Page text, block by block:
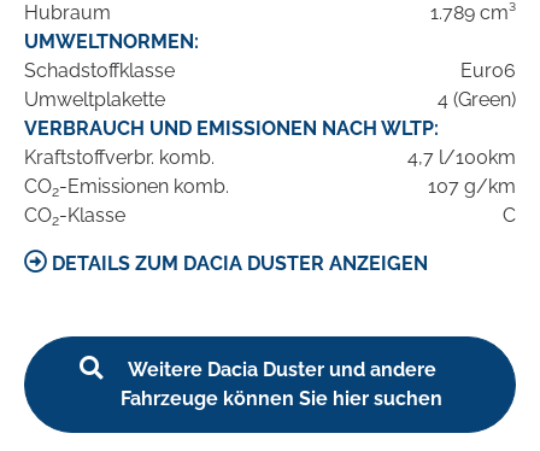
Hubraum
1.789 cm³
UMWELTNORMEN:
Schadstoffklasse
Euro6
Umweltplakette
4 (Green)
VERBRAUCH UND EMISSIONEN NACH WLTP:
Kraftstoffverbr. komb.
4,7 l/100km
CO2-Emissionen komb.
107 g/km
CO2-Klasse C
DETAILS ZUM DACIA DUSTER ANZEIGEN
Weitere Dacia Duster und andere
Fahrzeuge können Sie hier suchen